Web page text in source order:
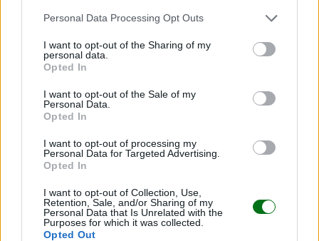
Personal Data Processing Opt Outs
I want to opt-out of the Sharing of my
personal data.
Opted In
I want to opt-out of the Sale of my
Personal Data.
Opted In
I want to opt-out of processing my
Personal Data for Targeted Advertising.
Opted In
I want to opt-out of Collection, Use,
Retention, Sale, and/or Sharing of my
Personal Data that Is Unrelated with the
Purposes for which it was collected.
Opted Out
¿Qué avances en el crecimiento y desarrollo